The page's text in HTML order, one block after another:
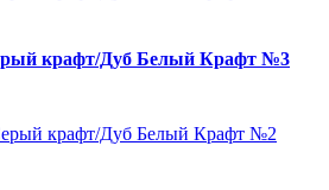
крафт/Дуб Белый Крафт №3